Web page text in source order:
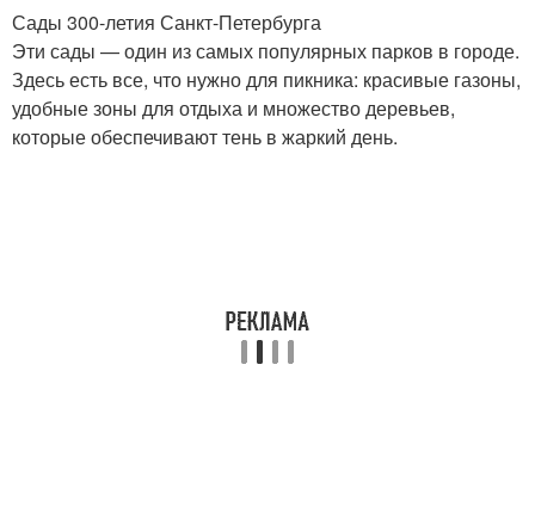
Сады 300-летия Санкт-Петербурга
Эти сады — один из самых популярных парков в городе.
Здесь есть все, что нужно для пикника: красивые газоны,
удобные зоны для отдыха и множество деревьев,
которые обеспечивают тень в жаркий день.